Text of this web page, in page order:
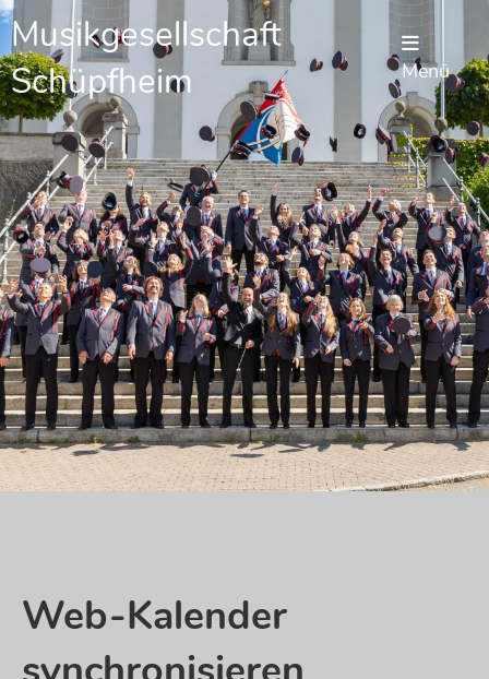
Musikgesellschaft
Schüpfheim
Menü
Web-Kalender